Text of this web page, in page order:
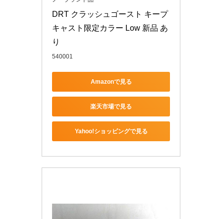
DRT クラッシュゴースト キープ
キャスト限定カラー Low 新品 あ
り
540001
Amazonで見る
楽天市場で見る
Yahoo!ショッピングで見る